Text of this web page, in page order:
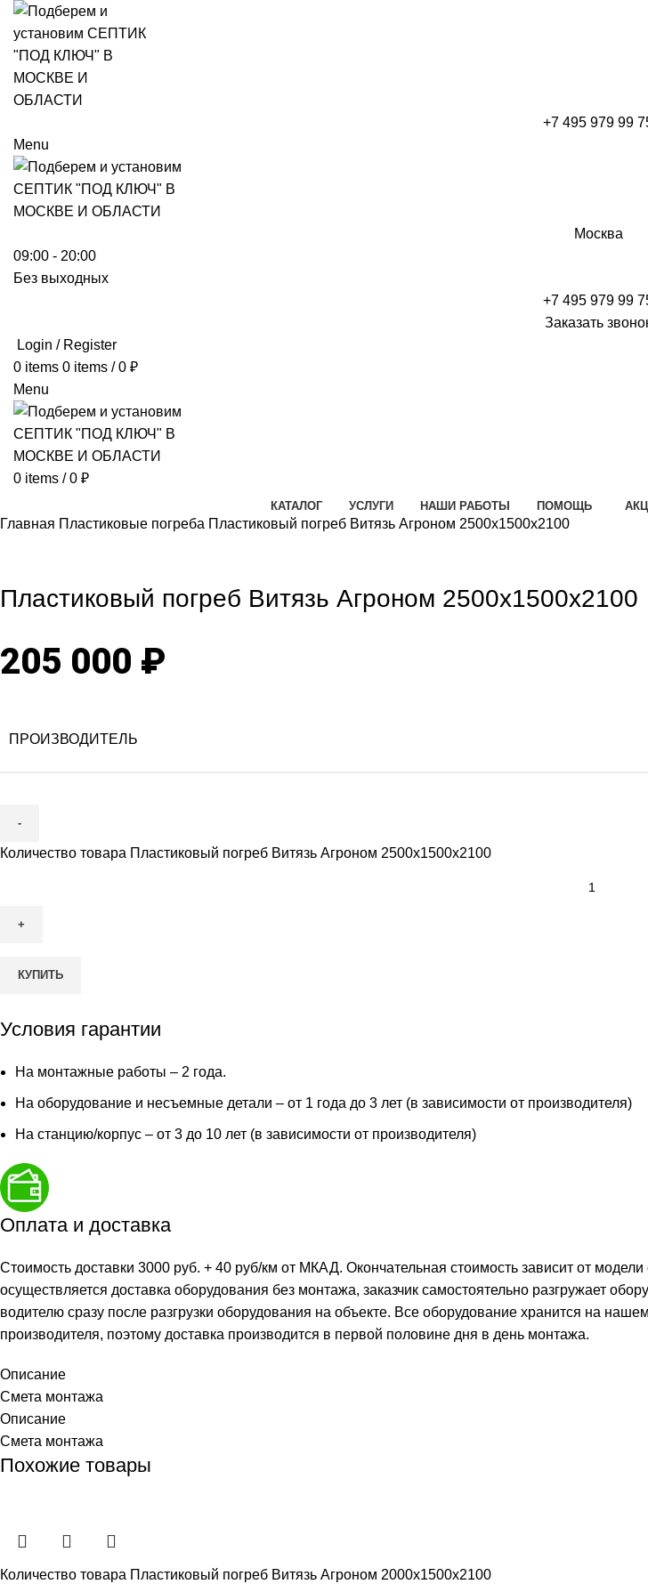
+7 495 979 99
Menu
Москва
09:00 - 20:00
Без выходных
+7 495 979 99
Заказать
Login / Register
0 items 0 items / 0 ₽
Menu
0 items / 0 ₽
КАТАЛОГ УСЛУГИ НАШИ РАБОТЫ ПОМОЩЬ
Главная Пластиковые погреба Пластиковый погреб Витязь Агроном 2500х1500х2100
Пластиковый погреб Витязь Агроном 2500х1500х2100
205 000 ₽
ПРОИЗВОДИТЕЛЬ
Количество товара Пластиковый погреб Витязь Агроном 2500х1500х2100
КУПИТЬ
Условия гарантии
На монтажные работы – 2 года.
На оборудование и несъемные детали – от 1 года до 3 лет (в зависимости от производителя)
На станцию/корпус – от 3 до 10 лет (в зависимости от производителя)
Оплата и доставка
Стоимость доставки 3000 руб. + 40 руб/км от МКАД. Окончательная стоимость зависит от
осуществляется доставка оборудования без монтажа, заказчик самостоятельно разгружает
водителю сразу после разгрузки оборудования на объекте. Все оборудование хранится на
производителя, поэтому доставка производится в первой половине дня в день монтажа.
Описание
Смета монтажа
Описание
Смета монтажа
Похожие товары
Количество товара Пластиковый погреб Витязь Агроном 2000х1500х2100